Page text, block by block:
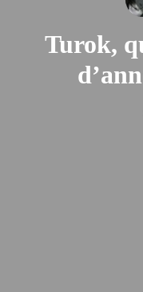
Turok,